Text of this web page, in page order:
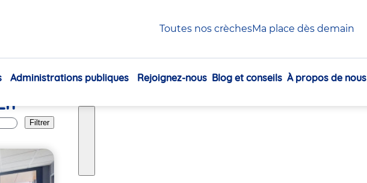
Toutes nos crèchesMa place dès demain
Navigation
Administrations publiques Rejoignez-nous Blog et conseils À propos de nous
Filtrer
30
30